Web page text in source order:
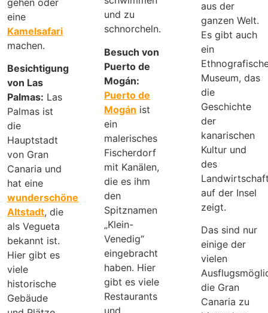
eine
Kamelsafari
machen.
Besichtigung
von Las
Palmas: Las
Palmas ist
die
Hauptstadt
von Gran
Canaria und
hat eine
wunderschöne
Altstadt, die
als Vegueta
bekannt ist.
Hier gibt es
viele
historische
Gebäude
und zu
schnorcheln.
Besuch von
Puerto de
Mogán:
Puerto de
Mogán ist
ein
malerisches
Fischerdorf
mit Kanälen,
die es ihm
den
Spitznamen
„Klein-
Venedig“
eingebracht
haben. Hier
gibt es viele
Restaurants
und
aus der
ganzen Welt.
Es gibt auch
ein
Museum, das
die
Geschichte
der
kanarischen
Kultur und
des
auf der Insel
zeigt.
Das sind nur
einige der
vielen
die Gran
Canaria zu